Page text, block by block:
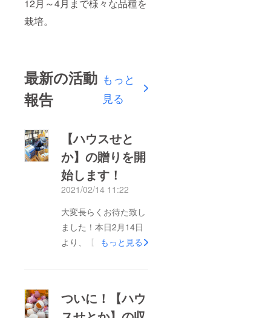
12月～4月まで様々な品種を
栽培。
最新の活動
報告
もっと
見る
【ハウスせと
か】の贈りを開
始します！
2021/02/14 11:22
大変長らくお待た致し
ました！本日2月14日
より、【ハウスせと
けて発送いたしますの
もっと見る
ついに！【ハウ